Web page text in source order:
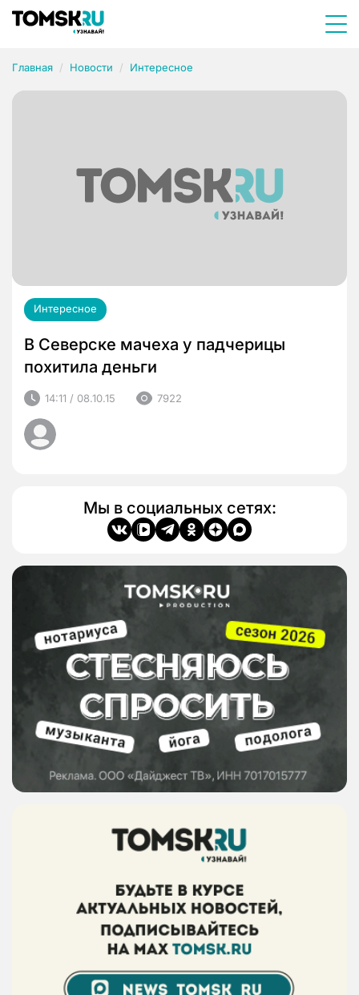
Главная Новости Интересное
Интересное
В Северске мачеха у падчерицы
похитила деньги
14:11 / 08.10.15 7922
Мы в социальных сетях: